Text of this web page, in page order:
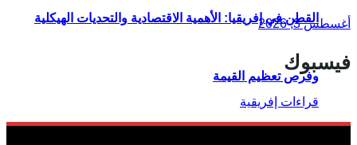
القطن في إفريقيا: الأهمية الاقتصادية والتحديات الهيكلية
وفرص تعظيم القيمة
أغسطس 3, 2026
فيسبوك